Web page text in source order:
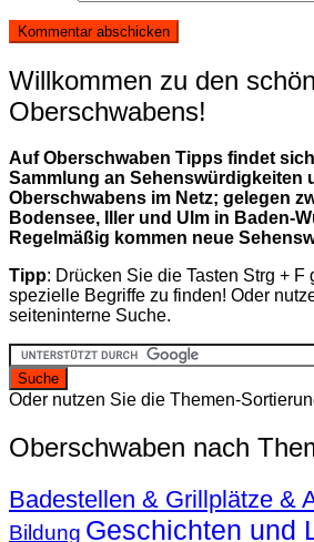
Willkommen zu den
Oberschwabens!
Auf Oberschwaben Tipps findet
Sammlung an Sehenswürdigkeiten
Oberschwabens im Netz; gelegen
Bodensee, Iller und Ulm in Baden-
Regelmäßig kommen neue
Tipp: Drücken Sie die Tasten Strg + F
spezielle Begriffe zu finden! Oder
seiteninterne Suche.
Oder nutzen Sie die Themen-
Oberschwaben nach
Badestellen & Grillplätze &
Bildung Geschichten und